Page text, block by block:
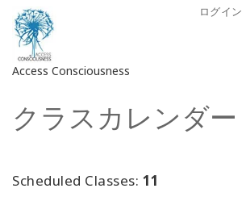
ログイン
Access Consciousness
ア
ン
クラスカレンダー
Scheduled Classes: 11